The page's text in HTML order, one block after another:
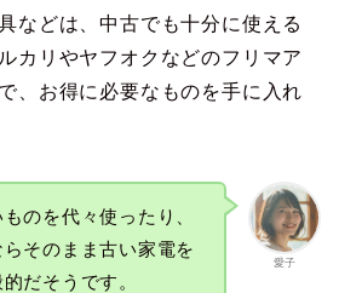
などは、中古でも十分に使える
カリやヤフオクなどのフリマア
、お得に必要なものを手に入れ
愛子
のを代々使ったり、
そのまま古い家電を
だそうです。